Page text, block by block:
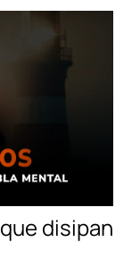
disipan